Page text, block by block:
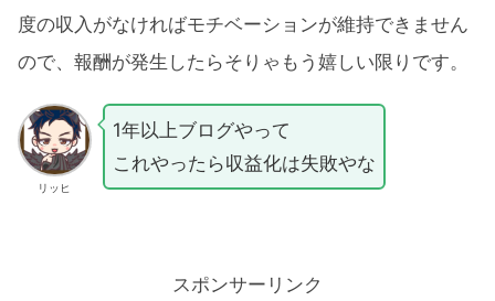
度の収入がなければモチベーションが維持できません
ので、報酬が発生したらそりゃもう嬉しい限りです。
リッヒ
1年以上ブログやって
これやったら収益化は失敗やな
スポンサーリンク